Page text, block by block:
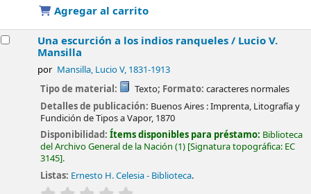
Agregar al carrito
Una escurción a los indios ranqueles / Lucio V.
Mansilla
por Mansilla, Lucio V, 1831-1913
Tipo de material: Texto; Formato: caracteres normales
Detalles de publicación: Buenos Aires :Imprenta, Litografía y
Fundición de Tipos a Vapor, 1870
Disponibilidad:Ítems disponibles para préstamo: Biblioteca
del Archivo General de la Nación (1) Signatura topográfica: EC
3145 .
Listas: Ernesto H. Celesia - Biblioteca.
valoración